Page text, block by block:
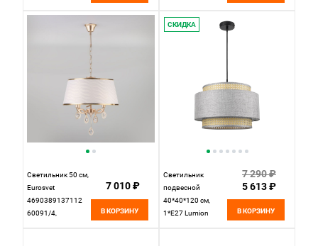
Светильник 50 см,
Eurosvet
4690389137112
60091/4,
7 010 ₽
В КОРЗИНУ
СКИДКА
Светильник
подвесной
40*40*120 см,
1*E27 Lumion
7 290 ₽
5 613 ₽
В КОРЗИНУ